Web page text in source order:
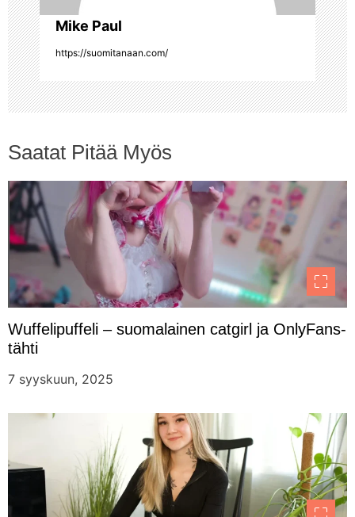
e
l
a
u
s
Mike Paul
https://suomitanaan.com/
Saatat Pitää Myös
Wuffelipuffeli – suomalainen catgirl ja OnlyFans-
tähti
7 syyskuun, 2025